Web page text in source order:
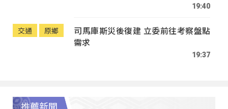
19:40
交通 原鄉
司馬庫斯災後復建 立委前往考察盤點
需求
19:37
推薦新聞